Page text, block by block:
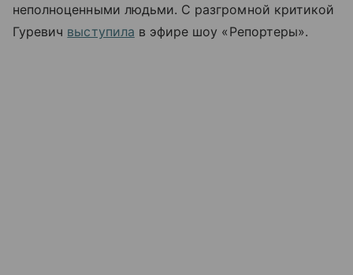
неполноценными людьми. С разгромной критикой
Гуревич выступила в эфире шоу «Репортеры».